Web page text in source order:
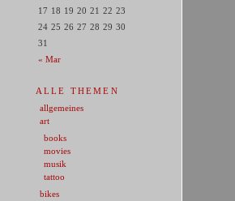
« Mar
17 18 19 20 21 22 23
24 25 26 27 28 29 30
31
ALLE THEMEN
allgemeines
art
books
movies
musik
tattoo
bikes